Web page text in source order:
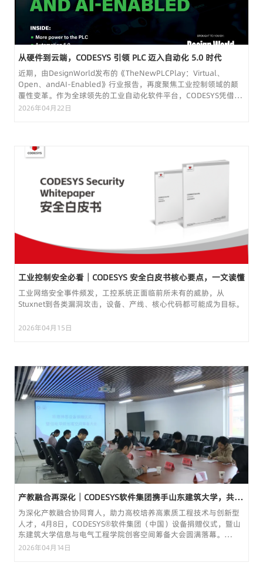
从硬件到云端，CODESYS 引领 PLC 迈入自动化 5.0 时代
近期，由DesignWorld发布的《TheNewPLCPlay：Virtual、
Open、andAI-Enabled》行业报告，再度聚焦工业控制领域的颠
覆性变革。作为全球领先的工业自动化软件平台，CODESYS凭借硬
件无关的软件PLC、虚拟化控制、全场景安...
2026年04月22日
工业控制安全必看｜CODESYS 安全白皮书核心要点，一文读懂
工业网络安全事件频发，工控系统正面临前所未有的威胁，从
Stuxnet到各类漏洞攻击，设备、产线、核心代码都可能成为目标。
2026年04月15日
产教融合再深化｜CODESYS软件集团携手山东建筑大学，共建
创客空间与实训平台
为深化产教融合协同育人，助力高校培养高素质工程技术与创新型
人才，4月8日，CODESYS®软件集团（中国）设备捐赠仪式，暨山
东建筑大学信息与电气工程学院创客空间筹备大会圆满落幕。
CODESYS软件集团(中国)研究院...
2026年04月14日